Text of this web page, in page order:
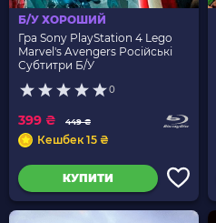
Б/У ХОРОШИЙ
Гра Sony PlayStation 4 Lego
Marvel's Avengers Російські
Субтитри Б/У
0
449 ₴
399 ₴
Кешбек 15 ₴
КУПИТИ